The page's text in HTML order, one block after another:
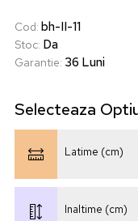
Cod: bh-II-11
Stoc: Da
Garantie: 36 Luni
Selecteaza
Latime (cm)
Inaltime (cm)